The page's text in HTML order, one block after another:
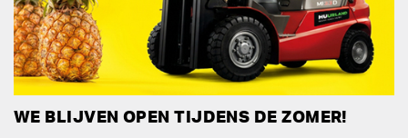
WE BLIJVEN OPEN TIJDENS DE ZOMER!